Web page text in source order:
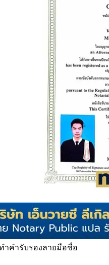
ำคำรับรองลายมือชื่อ